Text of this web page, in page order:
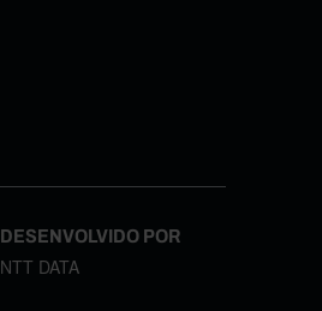
DESENVOLVIDO POR
NTT DATA